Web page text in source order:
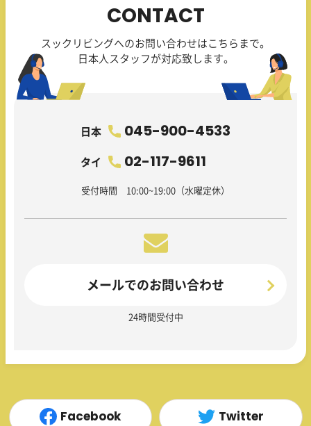
CONTACT
スックリビングへのお問い合わせはこちらまで。
日本人スタッフが対応致します。
日本 045-900-4533
タイ 02-117-9611
受付時間 10:00~19:00（水曜定休）
メールでのお問い合わせ
24時間受付中
Facebook Twitter